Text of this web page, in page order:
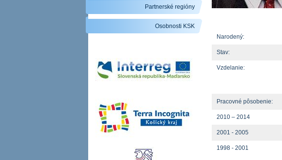
Narodený:
Stav:
Vzdelanie:
Pracovné pôsobenie:
2010 – 2014
2001 - 2005
1998 - 2001
Partnerské regióny
Osobnosti KSK